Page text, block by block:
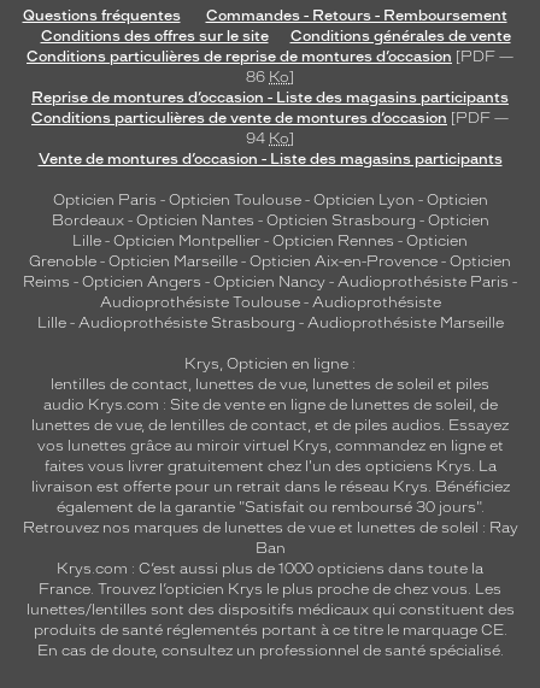
Questions fréquentes
Commandes - Retours - Remboursement
Conditions des offres sur le site
Conditions générales de vente
Conditions particulières de reprise de montures d’occasion [PDF —
86 Ko]
Reprise de montures d’occasion - Liste des magasins participants
Conditions particulières de vente de montures d’occasion [PDF —
94 Ko]
Vente de montures d’occasion - Liste des magasins participants
Opticien Paris - Opticien Toulouse- Opticien Lyon - Opticien
Bordeaux- Opticien Nantes - Opticien Strasbourg - Opticien
Lille - Opticien Montpellier - Opticien Rennes - Opticien
Grenoble - Opticien Marseille - Opticien Aix-en-Provence - Opticien
Reims - Opticien Angers - Opticien Nancy - Audioprothésiste Paris -
Audioprothésiste Toulouse- Audioprothésiste
Lille- Audioprothésiste Strasbourg - Audioprothésiste Marseille
Krys, Opticien en ligne :
lentilles de contact, lunettes de vue, lunettes de soleil et piles
audio Krys.com : Site de vente en ligne de lunettes de soleil, de
lunettes de vue, de lentilles de contact, et de piles audios. Essayez
vos lunettes grâce au miroir virtuel Krys, commandez en ligne et
faites vous livrer gratuitement chez l'un des opticiens Krys. La
livraison est offerte pour un retrait dans le réseau Krys. Bénéficiez
également de la garantie "Satisfait ou remboursé 30 jours".
Retrouvez nos marques de lunettes de vue et lunettes de soleil : Ray
Ban
Krys.com : C’est aussi plus de 1000 opticiens dans toute la
France. Trouvez l’opticien Krys le plus proche de chez vous. Les
lunettes/lentilles sont des dispositifs médicaux qui constituent des
produits de santé réglementés portant à ce titre le marquage CE.
En cas de doute, consultez un professionnel de santé spécialisé.